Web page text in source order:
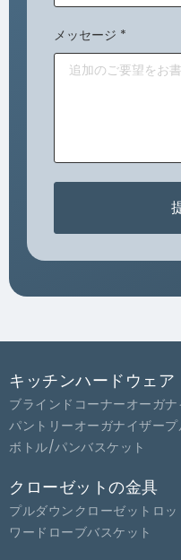
メッセージ *
キッチンハードウェア
ブラインドコーナーオーガナ
パントリーオーガナイザー
ボトル/パンバスケット
クローゼットの金具
プルダウンクローゼットロッ
ワードローブバスケット